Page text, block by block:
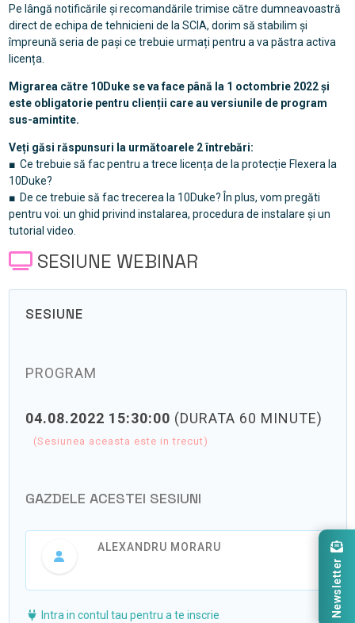
Pe lângă notificările și recomandările trimise către dumneavoastră
direct de echipa de tehnicieni de la SCIA, dorim să stabilim și
împreună seria de pași ce trebuie urmați pentru a va păstra activa
licența.
Migrarea către 10Duke se va face până la 1 octombrie 2022 și
este obligatorie pentru clienții care au versiunile de program
sus-amintite.
Veți găsi răspunsuri la următoarele 2 întrebări:
■ Ce trebuie să fac pentru a trece licența de la protecție Flexera la
10Duke?
■ De ce trebuie să fac trecerea la 10Duke? În plus, vom pregăti
pentru voi: un ghid privind instalarea, procedura de instalare și un
tutorial video.
SESIUNE WEBINAR
SESIUNE
PROGRAM
04.08.2022 15:30:00 (DURATA 60 MINUTE)
(Sesiunea aceasta este in trecut)
GAZDELE ACESTEI SESIUNI
ALEXANDRU MORARU
Intra in contul tau pentru a te inscrie Newsletter